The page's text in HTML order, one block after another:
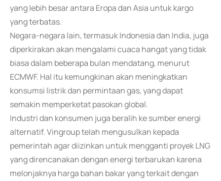
yang lebih besar antara Eropa dan Asia untuk kargo
yang terbatas.
Negara-negara lain, termasuk Indonesia dan India, juga
diperkirakan akan mengalami cuaca hangat yang tidak
biasa dalam beberapa bulan mendatang, menurut
ECMWF. Hal itu kemungkinan akan meningkatkan
konsumsi listrik dan permintaan gas, yang dapat
semakin memperketat pasokan global.
Industri dan konsumen juga beralih ke sumber energi
alternatif. Vingroup telah mengusulkan kepada
pemerintah agar diizinkan untuk mengganti proyek LNG
yang direncanakan dengan energi terbarukan karena
melonjaknya harga bahan bakar yang terkait dengan